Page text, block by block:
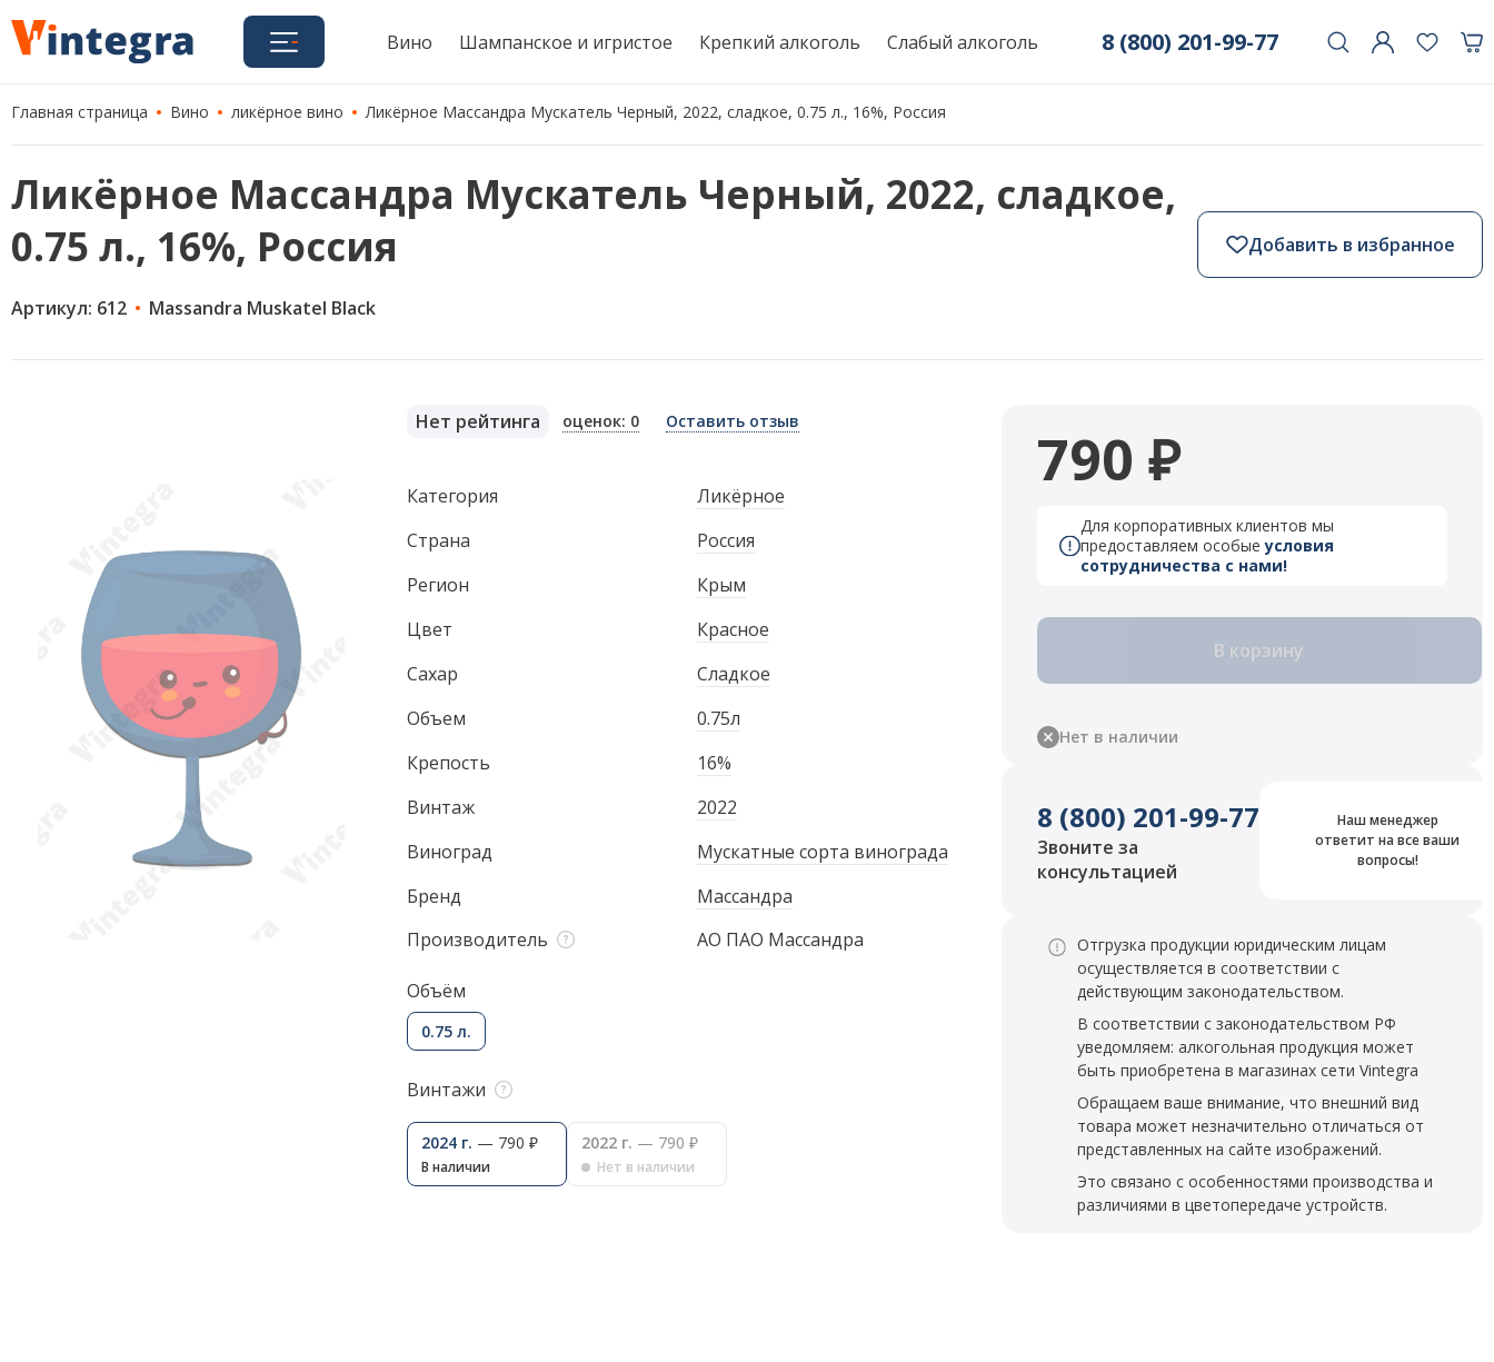
Вино Шампанское и игристое Крепкий алкоголь Слабый алкоголь 8 (800) 201-99-77
Главная страница Вино ликёрное вино Ликёрное Массандра Мускатель Черный, 2022, сладкое, 0.75 л., 16%, Россия
Ликёрное Массандра Мускатель Черный, 2022, сладкое,
0.75 л., 16%, Россия
Артикул: 612 Massandra Muskatel Black
Добавить в избранное
Нет рейтинга оценок: 0 Оставить отзыв
Категория
Ликёрное
Страна
Россия
Регион
Крым
Цвет
Красное
Сахар
Сладкое
Объем
0.75л
Крепость
16%
Винтаж
2022
Виноград
Мускатные сорта винограда
Бренд
Массандра
Производитель
АО ПАО Массандра
Объём
0.75 л.
Винтажи
2024 г. — 790 ₽
В наличии
2022 г. — 790 ₽
Нет в наличии
790 ₽
Для корпоративных клиентов мы
предоставляем особыеусловия
сотрудничества с нами!
В корзину
Нет в наличии
8 (800) 201-99-77
Звоните за
консультацией
Наш менеджер
ответит на все ваши
вопросы!
Отгрузка продукции юридическим лицам
осуществляется в соответствии с
действующим законодательством.
В соответствии с законодательством РФ
уведомляем: алкогольная продукция может
быть приобретена в магазинах сети Vintegra
Обращаем ваше внимание, что внешний вид
товара может незначительно отличаться от
представленных на сайте изображений.
Это связано с особенностями производства и
различиями в цветопередаче устройств.